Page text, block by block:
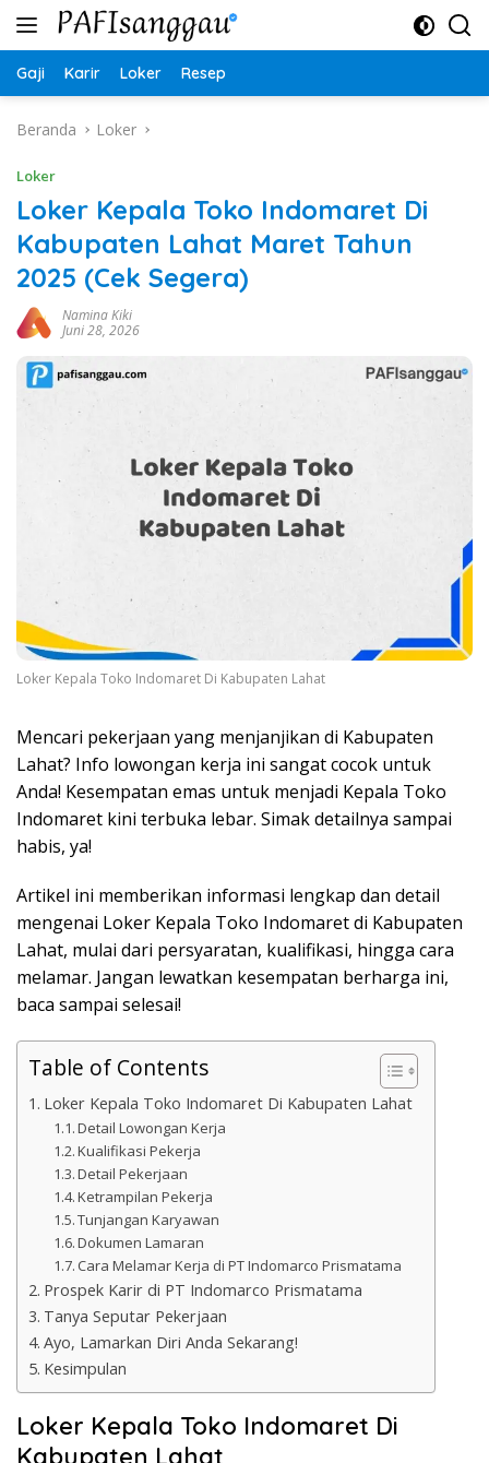
Langsung
Gaji Karir Loker Resep
Beranda Loker
Loker
Loker Kepala Toko Indomaret Di
Kabupaten Lahat Maret Tahun
2025 (Cek Segera)
Namina Kiki
Juni 28, 2026
Loker Kepala Toko Indomaret Di Kabupaten Lahat
Mencari pekerjaan yang menjanjikan di Kabupaten
Lahat? Info lowongan kerja ini sangat cocok untuk
Anda! Kesempatan emas untuk menjadi Kepala Toko
Indomaret kini terbuka lebar. Simak detailnya sampai
habis, ya!
Artikel ini memberikan informasi lengkap dan detail
mengenai Loker Kepala Toko Indomaret di Kabupaten
Lahat, mulai dari persyaratan, kualifikasi, hingga cara
melamar. Jangan lewatkan kesempatan berharga ini,
baca sampai selesai!
Table of Contents
Loker Kepala Toko Indomaret Di Kabupaten Lahat
Detail Lowongan Kerja
Kualifikasi Pekerja
Detail Pekerjaan
Ketrampilan Pekerja
Tunjangan Karyawan
Dokumen Lamaran
Cara Melamar Kerja di PT Indomarco Prismatama
Prospek Karir di PT Indomarco Prismatama
Tanya Seputar Pekerjaan
Ayo, Lamarkan Diri Anda Sekarang!
Kesimpulan
Loker Kepala Toko Indomaret Di
Kabupaten Lahat